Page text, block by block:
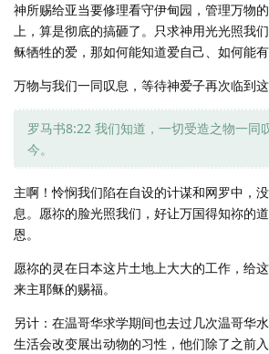
神所赐给亚当要修理看守伊甸园，管理万物
上，算是彻底的搞砸了。只求神用光光照我
稣牺牲的爱，那如何能知道爱自己、如何能
万物与我们一同叹息，等待神爱子再次临到这
罗马书8:22 我们知道，一切受造之物一同
今。
主啊！怜悯我们陷在自设的计谋和网罗中，
息。愿祢的脸光照我们，好让万国得知祢的
恩。
愿祢的灵在日本这片土地上大大的工作，给
来主耶稣的赐福。
另计：在温哥华求学期间也去过几次温哥华
生活会改变展出动物的习性，他们除了之前